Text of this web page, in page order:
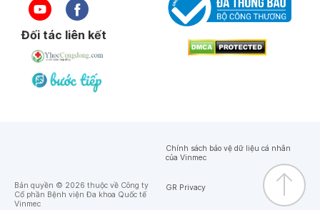
Đối tác liên kết
Bản quyền © 2026 thuộc về Công ty
Cổ phần Bệnh viện Đa khoa Quốc tế
Vinmec
Chính sách bảo vệ dữ liệu cá nhân
của Vinmec
GR Privacy